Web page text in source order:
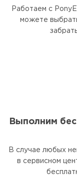
Работаем с
можете
Выполним
В случае любых
в сервисном